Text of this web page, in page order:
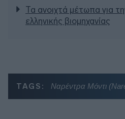
Τα ανοιχτά μέτωπα για
ελληνικής βιομηχανίας
TAGS: Ναρέντρα Μόντι